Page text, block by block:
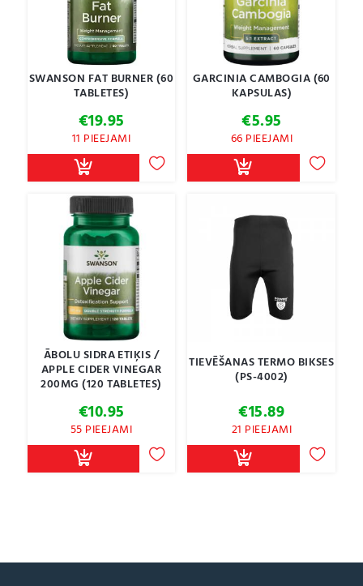
SWANSON FAT BURNER (60
TABLETES)
€19.95
11 PIEEJAMI
GARCINIA CAMBOGIA (60
KAPSULAS)
€5.95
66 PIEEJAMI
ĀBOLU SIDRA ETIĶIS /
APPLE CIDER VINEGAR
200MG (120 TABLETES)
€10.95
55 PIEEJAMI
TIEVĒŠANAS TERMO BIKSES
(PS-4002)
€15.89
21 PIEEJAMI